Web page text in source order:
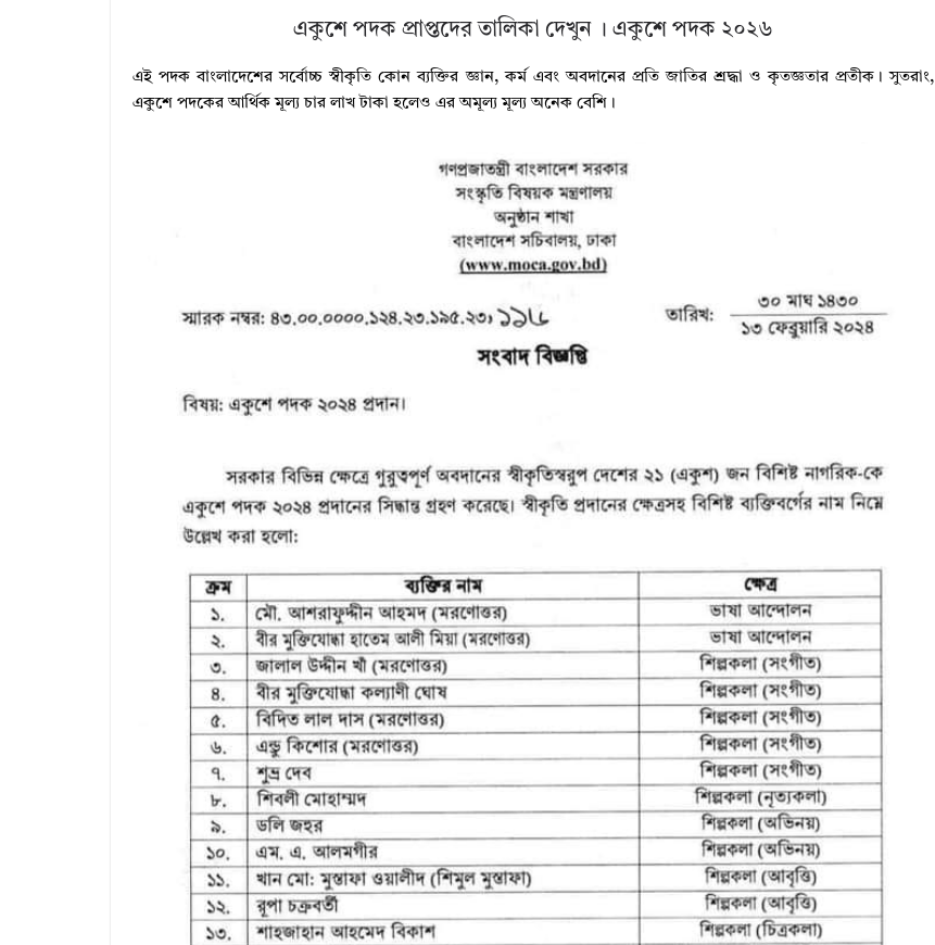
একুশে পদক প্রাপ্তদের তালিকা দেখুন । একুশে পদক ২০২৬
এই পদক বাংলাদেশের সর্বোচ্চ স্বীকৃতি কোন ব্যক্তির জ্ঞান, কর্ম এবং অবদানের প্রতি জাতির শ্রদ্ধা ও কৃতজ্ঞতার প্রতীক। সুতরাং,
একুশে পদকের আর্থিক মূল্য চার লাখ টাকা হলেও এর অমূল্য মূল্য অনেক বেশি।